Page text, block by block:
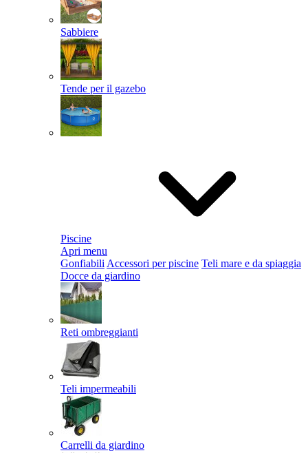
Sabbiere
Tende per il gazebo
Piscine
Apri menu
Gonfiabili Accessori per piscine Teli mare e da spiaggia
Docce da giardino
Reti ombreggianti
Teli impermeabili
Carrelli da giardino